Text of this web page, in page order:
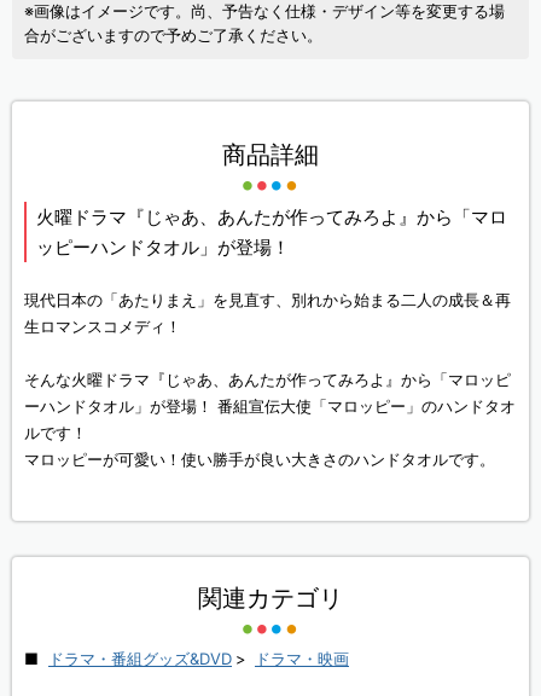
※画像はイメージです。尚、予告なく仕様・デザイン等を変更する場
合がございますので予めご了承ください。
商品詳細
火曜ドラマ『じゃあ、あんたが作ってみろよ』から「マロ
ッピーハンドタオル」が登場！
現代日本の「あたりまえ」を見直す、別れから始まる二人の成長＆再
生ロマンスコメディ！
そんな火曜ドラマ『じゃあ、あんたが作ってみろよ』から「マロッピ
ーハンドタオル」が登場！ 番組宣伝大使「マロッピー」のハンドタオ
ルです！
マロッピーが可愛い！使い勝手が良い大きさのハンドタオルです。
関連カテゴリ
ドラマ・番組グッズ&DVD > ドラマ・映画